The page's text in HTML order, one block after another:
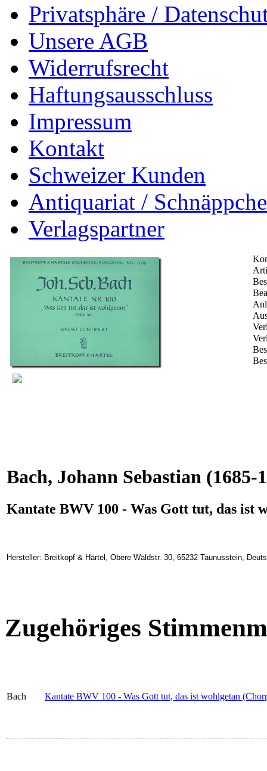
Privatsphäre /
Unsere AGB
Widerrufsrecht
Haftungsausschluss
Impressum
Kontakt
Schweizer Kunden
Antiquariat /
Verlagspartner
Bach, Johann Sebastian (1685-
Kantate BWV 100 - Was Gott tut, das ist
Hersteller: Breitkopf & Härtel, Obere Waldstr. 30, 65232 Taunusstein,
Zugehöriges
Bach Kantate BWV 100 - Was Gott tut, das ist wohlgetan